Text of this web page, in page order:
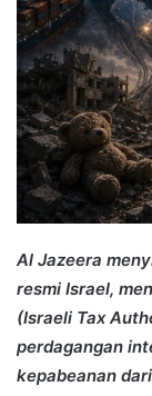
Al Jazeera
resmi Israel,
(Israeli Tax
perdagangan
kepabeanan